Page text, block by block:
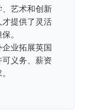
艺术和创新
提供了灵活
。
业拓展英国
义务、薪资